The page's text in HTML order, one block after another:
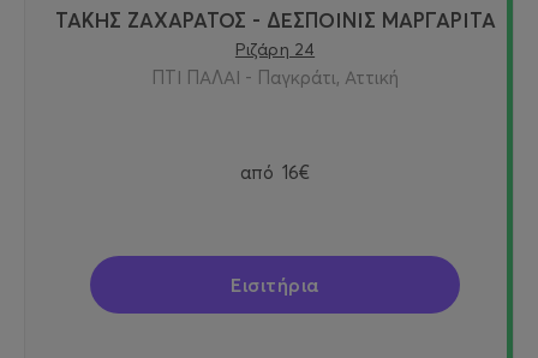
ΤΑΚΗΣ ΖΑΧΑΡΑΤΟΣ - ΔΕΣΠΟΙΝΙΣ ΜΑΡΓΑΡΙΤΑ
Ριζάρη 24
ΠΤΙ ΠΑΛΑΙ - Παγκράτι, Αττική
από 16€
Εισιτήρια